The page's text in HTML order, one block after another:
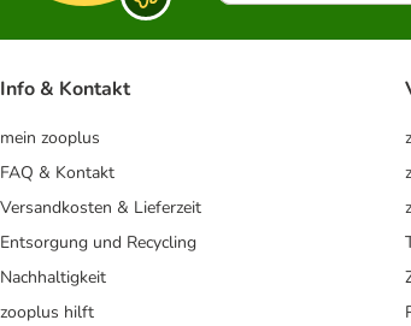
Info & Kontakt
mein zooplus
FAQ & Kontakt
Versandkosten & Lieferzeit
Entsorgung und Recycling
Nachhaltigkeit
zooplus hilft